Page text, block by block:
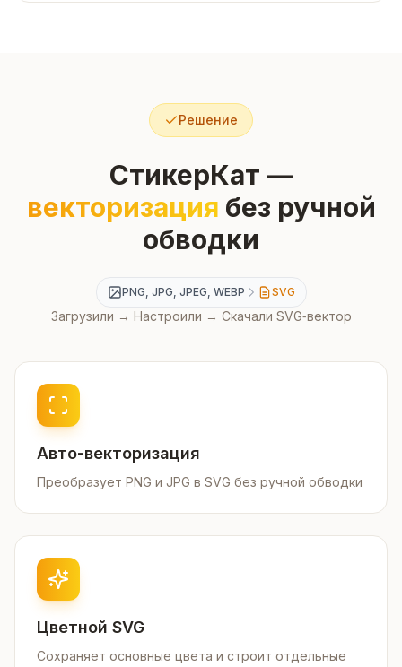
Решение
СтикерКат —
векторизация без ручной
обводки
PNG, JPG, JPEG, WEBP SVG
Загрузили → Настроили → Скачали SVG‑вектор
Авто-векторизация
Преобразует PNG и JPG в SVG без ручной обводки
Цветной SVG
Сохраняет основные цвета и строит отдельные